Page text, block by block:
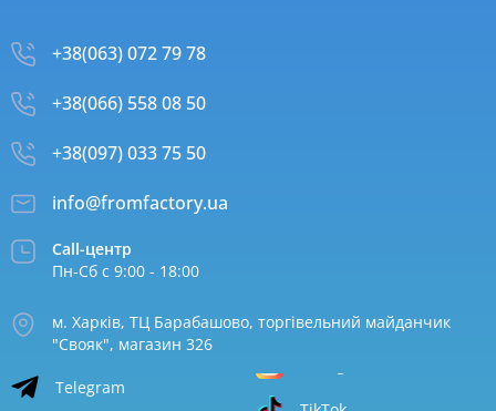
+38(063) 072 79 78
+38(066) 558 08 50
+38(097) 033 75 50
info@fromfactory.ua
Call-центр
Пн-Сб с 9:00 - 18:00
м. Харків, ТЦ Барабашово, торгівельний майданчик
"Свояк", магазин 326
Telegram